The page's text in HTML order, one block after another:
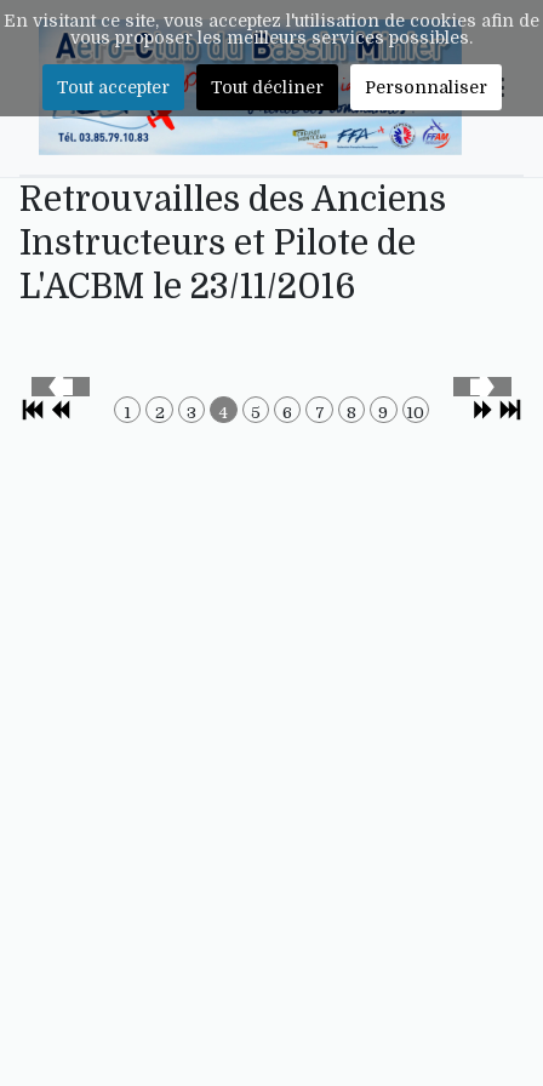
Retrouvailles des Anciens
Instructeurs et Pilote de
L'ACBM le 23/11/2016
1 2 3 4 5 6 7 8 9 10
En visitant ce site, vous acceptez l'utilisation de cookies afin de
vous proposer les meilleurs services possibles.
Tout accepter Tout décliner Personnaliser